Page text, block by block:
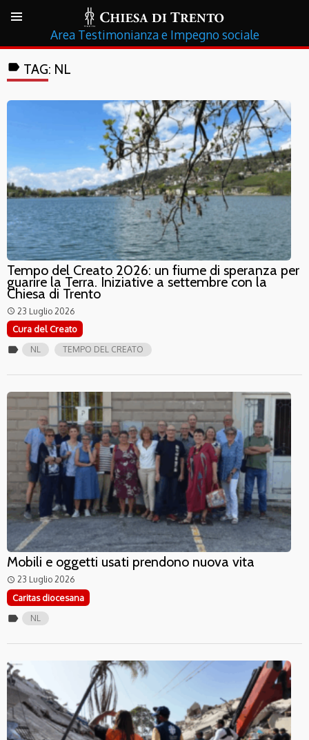
Testimonianza e Impegno sociale
label TAG: NL
Tempo del Creato 2026: un fiume di speranza per
guarire la Terra. Iniziative a settembre con la
Chiesa di Trento
access_time 23 Luglio 2026
Cura del Creato
label NL TEMPO DEL CREATO
Mobili e oggetti usati prendono nuova vita
access_time 23 Luglio 2026
Caritas diocesana
label NL